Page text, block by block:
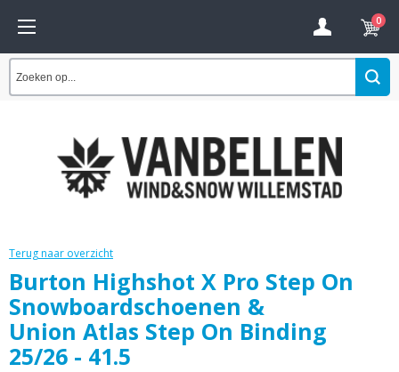
0
Terug naar overzicht
Burton Highshot X Pro Step On
Snowboardschoenen &
Union Atlas Step On Binding
25/26 - 41.5